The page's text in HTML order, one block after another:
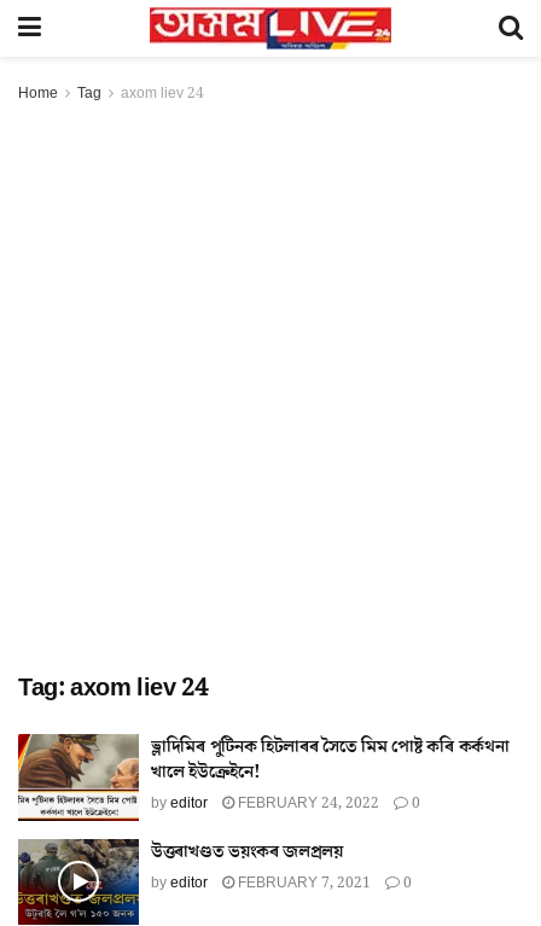
Home Tag axom liev 24
Tag:axom liev 24
ভ্লাদিমিৰ পুটিনক হিটলাৰৰ সৈতে মিম পোষ্ট কৰি কৰ্কথনা
খালে ইউক্ৰেইনে!
byeditor FEBRUARY 24, 2022 0
উত্তৰাখণ্ডত ভয়ংকৰ জলপ্ৰলয়
byeditor FEBRUARY 7, 2021 0